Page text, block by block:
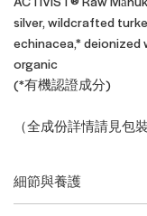
silver, wildcrafted
echinacea,*
organic
(*有機認證成分)
（全成份詳情請見包
細節與養護